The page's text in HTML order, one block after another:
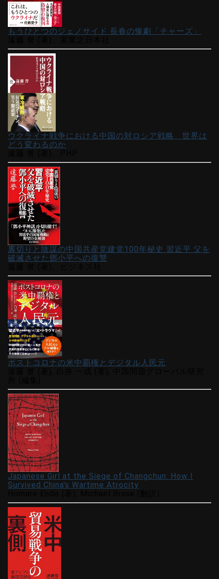
もうひとつのジェノサイド 長春の惨劇「チャーズ」
ウクライナ戦争における中国の対ロシア戦略 世界は
どう変わるのか
裏切りと陰謀の中国共産党建党100年秘史 習近平 父を
破滅させた鄧小平への復讐
ポストコロナの米中覇権とデジタル人民元
Japanese Girl at the Siege of Changchun: How I
Survived China's Wartime Atrocity